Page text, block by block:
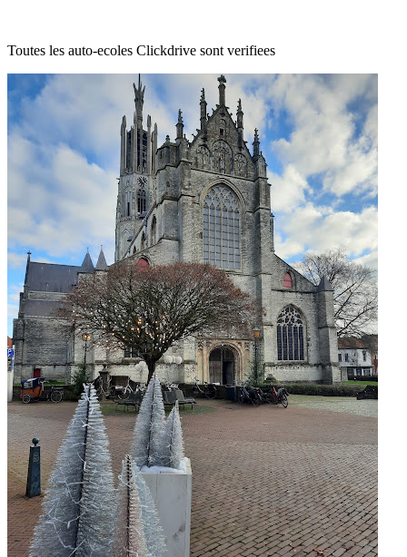
Toutes les auto-ecoles Clickdrive sont verifiees